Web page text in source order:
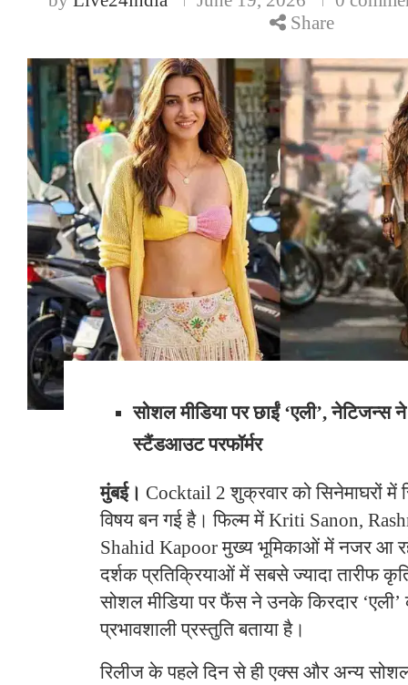
Share
सोशल मीडिया पर छाईं ‘एली’, नेटिजन्स
स्टैंडआउट परफॉर्मर
मुंबई। Cocktail 2 शुक्रवार को सिनेमाघरों में
विषय बन गई है। फिल्म में Kriti Sanon,
Shahid Kapoor मुख्य भूमिकाओं में नजर आ
दर्शक प्रतिक्रियाओं में सबसे ज्यादा तारीफ
सोशल मीडिया पर फैंस ने उनके किरदार
प्रभावशाली प्रस्तुति बताया है।
रिलीज के पहले दिन से ही एक्स और अन्य सोशल